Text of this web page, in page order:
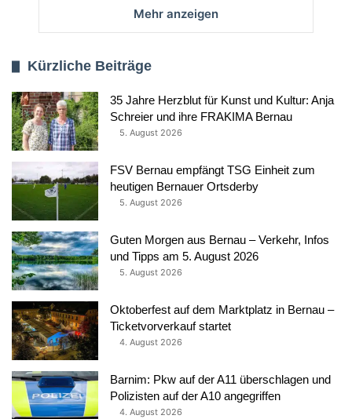
Mehr anzeigen
Kürzliche Beiträge
35 Jahre Herzblut für Kunst und Kultur: Anja
Schreier und ihre FRAKIMA Bernau
5. August 2026
FSV Bernau empfängt TSG Einheit zum
heutigen Bernauer Ortsderby
5. August 2026
Guten Morgen aus Bernau – Verkehr, Infos
und Tipps am 5. August 2026
5. August 2026
Oktoberfest auf dem Marktplatz in Bernau –
Ticketvorverkauf startet
4. August 2026
Barnim: Pkw auf der A11 überschlagen und
Polizisten auf der A10 angegriffen
4. August 2026